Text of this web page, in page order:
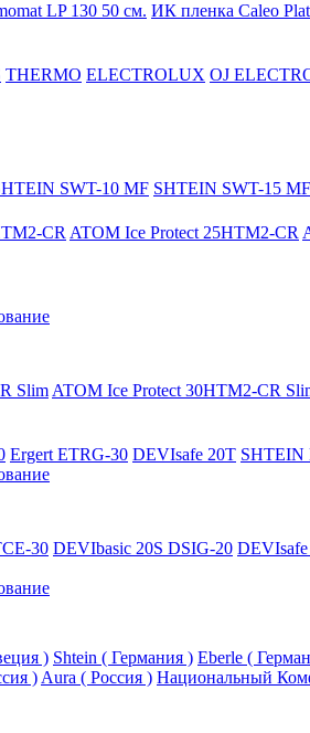
LP 130 50 cм. ИК пленка Caleo
THERMO ELECTROLUX OJ
SWT-10 MF SHTEIN SWT-15 MF
CR ATOM Ice Protect 25HTM2-CR
Slim ATOM Ice Protect 30HTM2-CR
Ergert ETRG-30 DEVIsafe 20T SHTEIN
30 DEVIbasic 20S DSIG-20
) Shtein ( Германия ) Eberle (
) Aura ( Россия ) Национальный